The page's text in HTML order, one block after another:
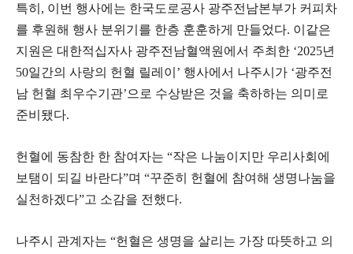
특히, 이번 행사에는 한국도로공사 광주전남본부가 커피차
를 후원해 행사 분위기를 한층 훈훈하게 만들었다. 이같은
지원은 대한적십자사 광주전남혈액원에서 주최한 ‘2025년
50일간의 사랑의 헌혈 릴레이’ 행사에서 나주시가 ‘광주전
남 헌혈 최우수기관’으로 수상받은 것을 축하하는 의미로
준비됐다.
헌혈에 동참한 한 참여자는 “작은 나눔이지만 우리사회에
보탬이 되길 바란다”며 “꾸준히 헌혈에 참여해 생명나눔을
실천하겠다”고 소감을 전했다.
나주시 관계자는 “헌혈은 생명을 살리는 가장 따뜻하고 의